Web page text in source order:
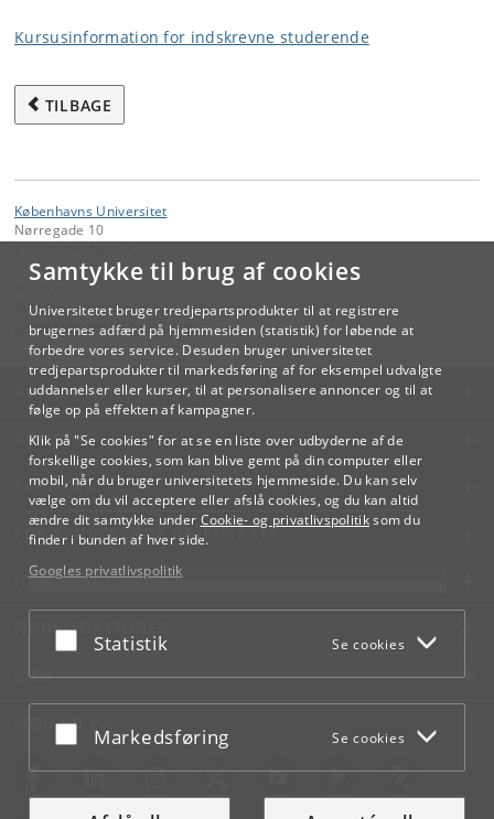
Samtykke til brug af cookies
Universitetet bruger tredjepartsprodukter til at registrere
brugernes adfærd på hjemmesiden (statistik) for løbende at
forbedre vores service. Desuden bruger universitetet
tredjepartsprodukter til markedsføring af for eksempel udvalgte
uddannelser eller kurser, til at personalisere annoncer og til at
følge op på effekten af kampagner.
Klik på "Se cookies" for at se en liste over udbyderne af de
forskellige cookies, som kan blive gemt på din computer eller
mobil, når du bruger universitetets hjemmeside. Du kan selv
vælge om du vil acceptere eller afslå cookies, og du kan altid
ændre dit samtykke under Cookie- og privatlivspolitiksom du
finder i bunden af hver side.
Googles privatlivspolitik
Acceptér eller afslå
Statistik Se cookies
Acceptér eller afslå
Markedsføring Se cookies
Kursusinformation for indskrevne studerende
TILBAGE
Københavns Universitet
Nørregade 10
Videreuddannelse og Livslang Læring
lifelonglearning@adm.ku.dk
KØBENHAVNS UNIVERSITET
KONTAKT
SERVICES
FOR STUDERENDE OG ANSATTE
JOB OG KARRIERE
NØDSITUATIONER
WEB
MØD KU PÅ